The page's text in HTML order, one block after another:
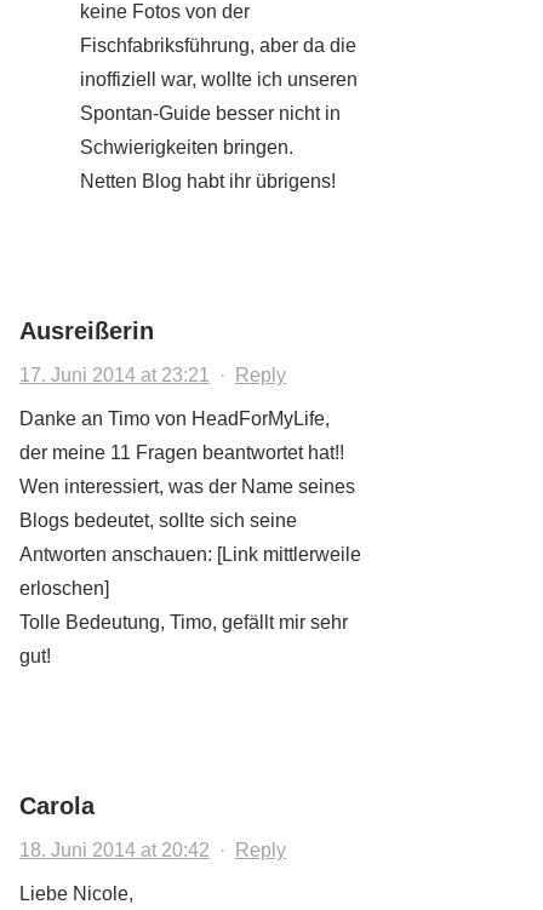
keine Fotos von der
Fischfabriksführung, aber da die
inoffiziell war, wollte ich unseren
Spontan-Guide besser nicht in
Schwierigkeiten bringen.
Netten Blog habt ihr übrigens!
Ausreißerin
17. Juni 2014 at 23:21 · Reply
Danke an Timo von HeadForMyLife,
der meine 11 Fragen beantwortet hat!!
Wen interessiert, was der Name seines
Blogs bedeutet, sollte sich seine
Antworten anschauen: [Link mittlerweile
erloschen]
Tolle Bedeutung, Timo, gefällt mir sehr
gut!
Carola
18. Juni 2014 at 20:42 · Reply
Liebe Nicole,